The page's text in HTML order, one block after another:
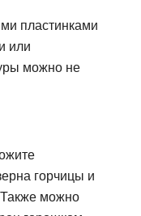
пластинками
или
можно не
горчицы и
Также можно